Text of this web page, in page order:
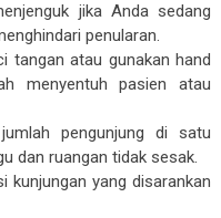
jika Anda sedang
penularan.
tangan atau gunakan hand
menyentuh pasien atau
pengunjung di satu
dan ruangan tidak sesak.
kunjungan yang disarankan